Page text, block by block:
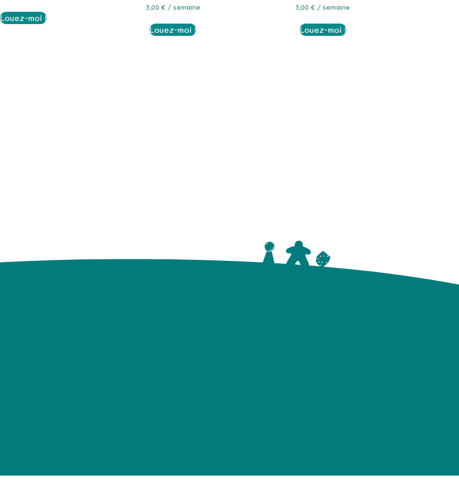
Louez-moi !
3,00 €/ semaine
Louez-moi !
3,00€ / semaine
Louez-moi !